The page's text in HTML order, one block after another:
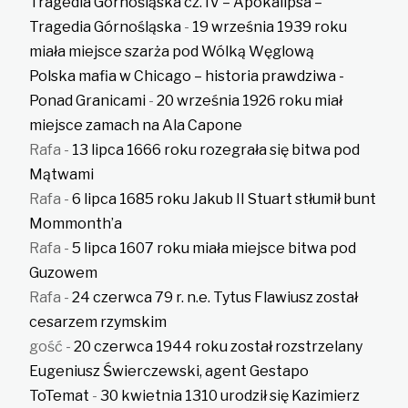
Tragedia Górnośląska - 19 września 1939 roku
miała miejsce szarża pod Wólką Węglową
Polska mafia w Chicago – historia prawdziwa -
Ponad Granicami -20 września 1926 roku miał
miejsce zamach na Ala Capone
Rafa - 13 lipca 1666 roku rozegrała się bitwa pod
Mątwami
Rafa -6 lipca 1685 roku Jakub II Stuart stłumił bunt
Mommonth’a
Rafa -5 lipca 1607 roku miała miejsce bitwa pod
Guzowem
Rafa -24 czerwca 79 r. n.e. Tytus Flawiusz został
cesarzem rzymskim
gość -20 czerwca 1944 roku został rozstrzelany
Eugeniusz Świerczewski, agent Gestapo
ToTemat -30 kwietnia 1310 urodził się Kazimierz